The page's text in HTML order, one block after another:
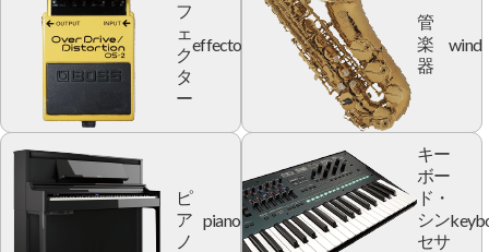
フ
ェ
ク
タ
ー
effector
管
楽
器
wind
ピ
ア
ノ
piano
キー
ボー
ド・
シン
セサ